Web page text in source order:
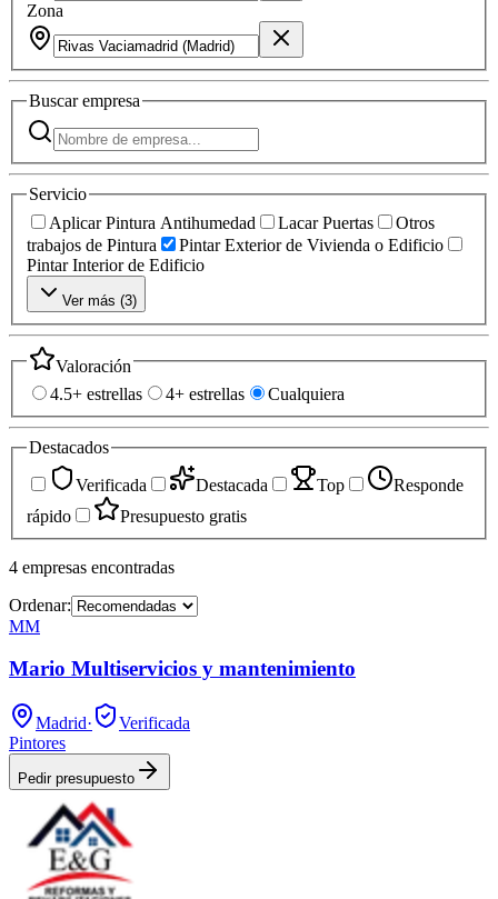
Zona
Buscarempresa
Servicio
Aplicar Pintura Antihumedad
Lacar Puertas
Otros
trabajos de Pintura
Pintar Exterior de Vivienda o Edificio
Pintar Interior de Edificio
Ver más (3)
Valoración
4.5+ estrellas
4+ estrellas Cualquiera
Destacados
Verificada
Destacada Top
Responde
rápido
Presupuesto gratis
4 empresas encontradas
Ordenar:
MM
Mario Multiservicios y mantenimiento
Madrid·
Verificada
Pintores
Pedir presupuesto